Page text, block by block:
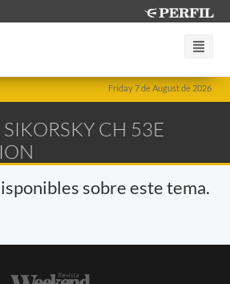
Friday 7 de August de 2026
CH 53E
sobre este tema.